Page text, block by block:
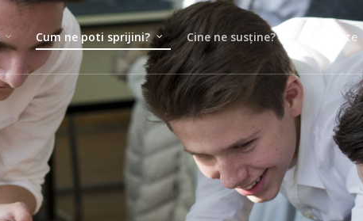
Cum ne poti sprijini? Cine ne susține? Proiecte